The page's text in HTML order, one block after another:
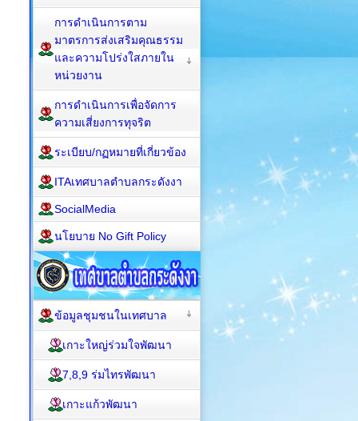
การดำเนินการตาม
มาตรการส่งเสริมคุณธรรม
และความโปร่งใสภายใน
หน่วยงาน
การดำเนินการเพื่อจัดการ
ความเสี่ยงการทุจริต
ระเบียบ/กฏหมายที่เกี่ยวข้อง
ITAเทศบาลตำบลกระดังงา
SocialMedia
นโยบาย No Gift Policy
ข้อมูลชุมชนในเทศบาล
เกาะใหญ่ร่วมใจพัฒนา
7,8,9 ร่มไทรพัฒนา
เกาะแก้วพัฒนา